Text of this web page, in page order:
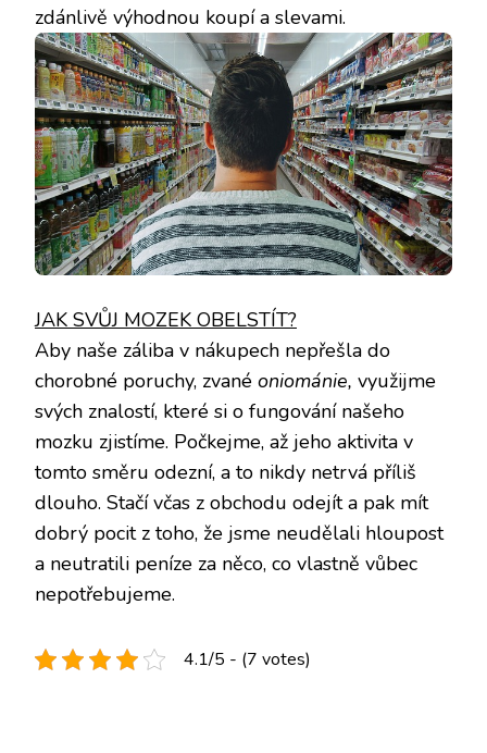
zdánlivě výhodnou koupí a slevami.
JAK SVŮJ MOZEK OBELSTÍT?
Aby naše záliba v nákupech nepřešla do
chorobné poruchy, zvané oniománie, využijme
svých znalostí, které si o fungování našeho
mozku zjistíme. Počkejme, až jeho aktivita v
tomto směru odezní, a to nikdy netrvá příliš
dlouho. Stačí včas z obchodu odejít a pak mít
dobrý pocit z toho, že jsme neudělali hloupost
a neutratili peníze za něco, co vlastně vůbec
nepotřebujeme.
4.1/5 - (7 votes)